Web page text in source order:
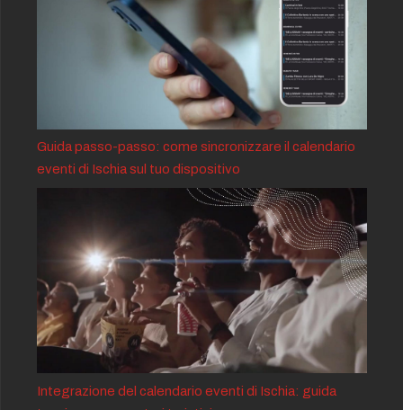
Guida passo-passo: come sincronizzare il calendario
eventi di Ischia sul tuo dispositivo
Integrazione del calendario eventi di Ischia: guida